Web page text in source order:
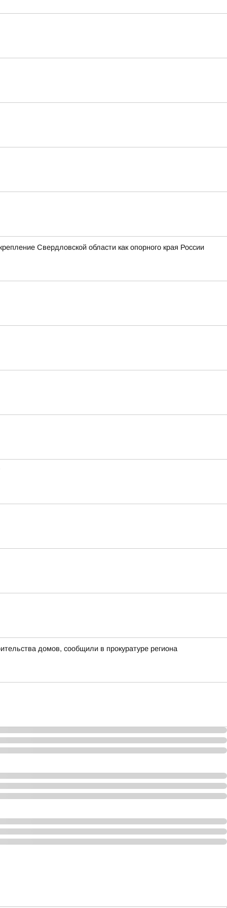
Свердловской области как опорного края России
домов, сообщили в прокуратуре региона